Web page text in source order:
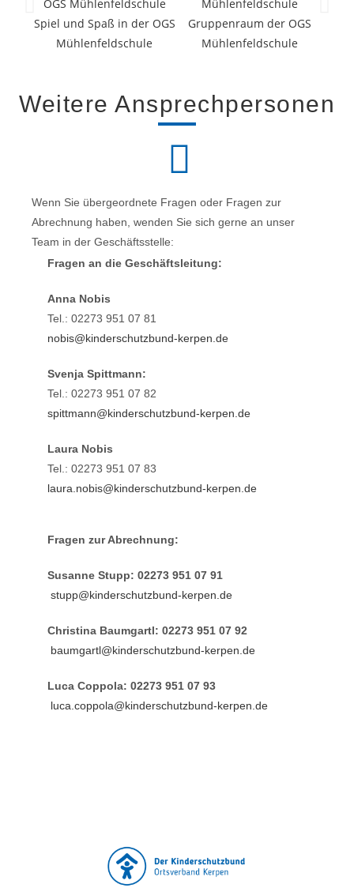
Spiel und Spaß in der OGS
Mühlenfeldschule
Gruppenraum der OGS
Mühlenfeldschule
Weitere Ansprechpersonen
Wenn Sie übergeordnete Fragen oder Fragen zur
Abrechnung haben, wenden Sie sich gerne an unser
Team in der Geschäftsstelle:
Fragen an die Geschäftsleitung:
Anna Nobis
Tel.: 02273 951 07 81
nobis@kinderschutzbund-kerpen.de
Svenja Spittmann:
Tel.: 02273 951 07 82
spittmann@kinderschutzbund-kerpen.de
Laura Nobis
Tel.: 02273 951 07 83
laura.nobis@kinderschutzbund-kerpen.de
Fragen zur Abrechnung:
Susanne Stupp: 02273 951 07 91
stupp@kinderschutzbund-kerpen.de
Christina Baumgartl: 02273 951 07 92
baumgartl@kinderschutzbund-kerpen.de
Luca Coppola: 02273 951 07 93
luca.coppola@kinderschutzbund-kerpen.de